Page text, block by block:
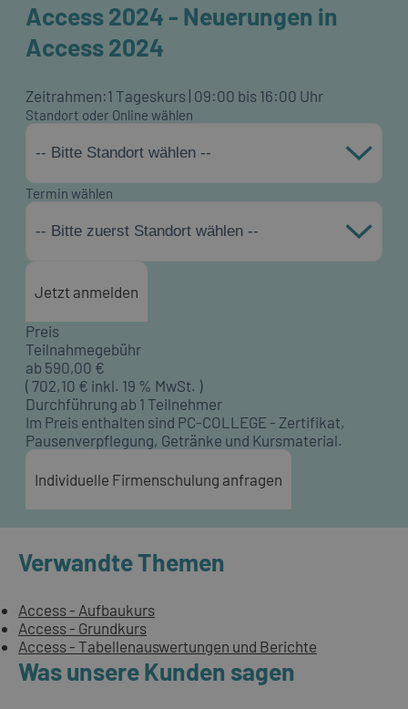
Access 2024 - Neuerungen in
Access 2024
Zeitrahmen:1 Tageskurs | 09:00 bis 16:00 Uhr
Standort oder Online wählen
-- Bitte Standort wählen --
Termin wählen
-- Bitte zuerst Standort wählen --
Jetzt anmelden
Preis
Teilnahmegebühr
ab 590,00 €
( 702,10 € inkl. 19 % MwSt. )
Durchführung ab 1 Teilnehmer
Im Preis enthalten sind PC-COLLEGE - Zertifikat,
Pausenverpflegung, Getränke und Kursmaterial.
Individuelle Firmenschulung anfragen
Verwandte Themen
Access - Aufbaukurs
Access - Grundkurs
Access - Tabellenauswertungen und Berichte
Was unsere Kunden sagen